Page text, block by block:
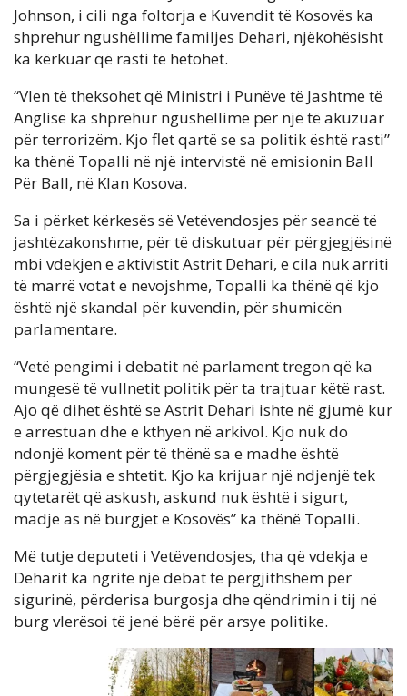
Johnson, i cili nga foltorja e Kuvendit të Kosovës ka
shprehur ngushëllime familjes Dehari, njëkohësisht
ka kërkuar që rasti të hetohet.
“Vlen të theksohet që Ministri i Punëve të Jashtme të
Anglisë ka shprehur ngushëllime për një të akuzuar
për terrorizëm. Kjo flet qartë se sa politik është rasti”
ka thënë Topalli në një intervistë në emisionin Ball
Për Ball, në Klan Kosova.
Sa i përket kërkesës së Vetëvendosjes për seancë të
jashtëzakonshme, për të diskutuar për përgjegjësinë
mbi vdekjen e aktivistit Astrit Dehari, e cila nuk arriti
të marrë votat e nevojshme, Topalli ka thënë që kjo
është një skandal për kuvendin, për shumicën
parlamentare.
“Vetë pengimi i debatit në parlament tregon që ka
mungesë të vullnetit politik për ta trajtuar këtë rast.
Ajo që dihet është se Astrit Dehari ishte në gjumë kur
e arrestuan dhe e kthyen në arkivol. Kjo nuk do
ndonjë koment për të thënë sa e madhe është
përgjegjësia e shtetit. Kjo ka krijuar një ndjenjë tek
qytetarët që askush, askund nuk është i sigurt,
madje as në burgjet e Kosovës” ka thënë Topalli.
Më tutje deputeti i Vetëvendosjes, tha që vdekja e
Deharit ka ngritë një debat të përgjithshëm për
sigurinë, përderisa burgosja dhe qëndrimin i tij në
burg vlerësoi të jenë bërë për arsye politike.